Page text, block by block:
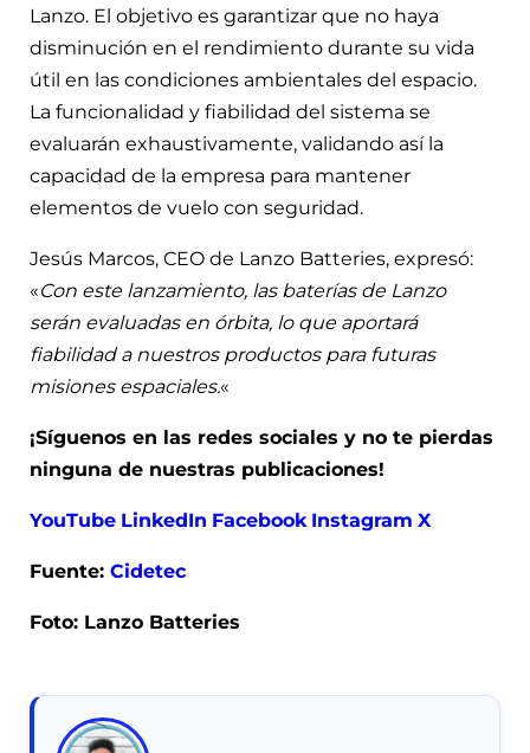
Lanzo. El objetivo es garantizar que no haya
disminución en el rendimiento durante su vida
útil en las condiciones ambientales del espacio.
La funcionalidad y fiabilidad del sistema se
evaluarán exhaustivamente, validando así la
capacidad de la empresa para mantener
elementos de vuelo con seguridad.
Jesús Marcos, CEO de Lanzo Batteries, expresó:
«Con este lanzamiento, las baterías de Lanzo
serán evaluadas en órbita, lo que aportará
fiabilidad a nuestros productos para futuras
misiones espaciales.«
¡Síguenos en las redes sociales y no te pierdas
ninguna de nuestras publicaciones!
YouTube LinkedIn Facebook Instagram X
Fuente: Cidetec
Foto: Lanzo Batteries